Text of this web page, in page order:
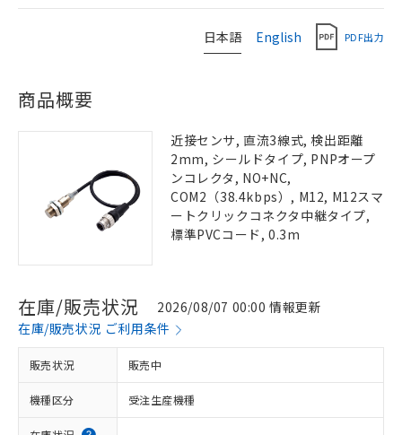
日本語 English PDF出力
商品概要
近接センサ, 直流3線式, 検出距離
2mm, シールドタイプ, PNPオープ
ンコレクタ, NO+NC,
COM2（38.4kbps）, M12, M12スマ
ートクリックコネクタ中継タイプ,
標準PVCコード, 0.3m
在庫/販売状況
2026/08/07 00:00 情報更新
在庫/販売状況 ご利用条件
販売状況 販売中
機種区分 受注生産機種